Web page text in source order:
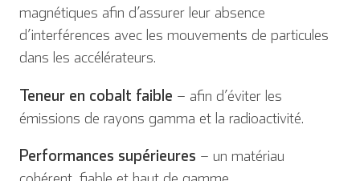
magnétiques afin d’assurer leur absence
d’interférences avec les mouvements de particules
dans les accélérateurs.
Teneur en cobalt faible – afin d’éviter les
émissions de rayons gamma et la radioactivité.
Performances supérieures – un matériau